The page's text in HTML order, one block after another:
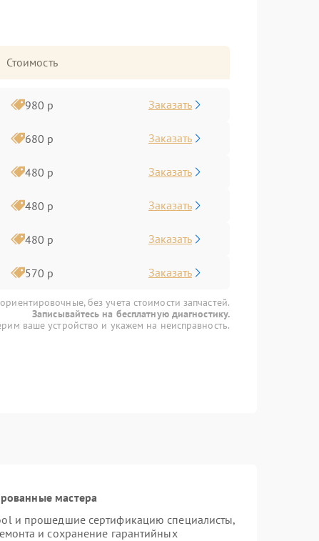
Стоимость
980 р Заказать
680 р Заказать
480 р Заказать
480 р Заказать
480 р Заказать
570 р Заказать
без учета стоимости запчастей.
Записывайтесь на бесплатную диагностику.
ваше устройство и укажем на неисправность.
мастера
и прошедшие сертификацию специалисты,
и сохранение гарантийных